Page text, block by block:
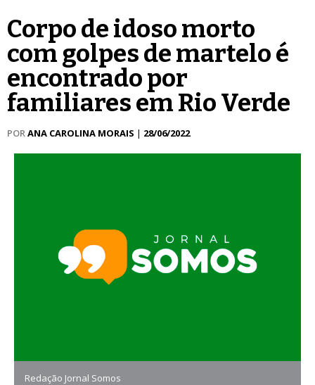
Corpo de idoso morto
com golpes de martelo é
encontrado por
familiares em Rio Verde
PORANA CAROLINA MORAIS | 28/06/2022
Redação Jornal Somos